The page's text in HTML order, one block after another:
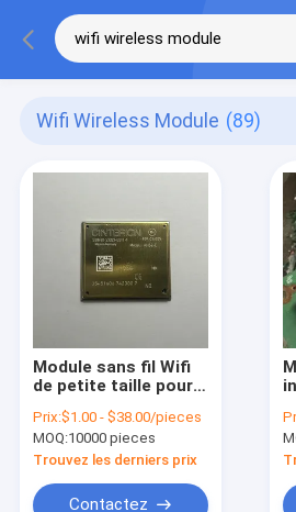
Wifi Wireless Module (89)
Module sans fil Wifi
de petite taille pour
inconnues
Prix:$1.00 - $38.00/pieces
MOQ:10000 pieces
Trouvez les derniers prix
Contactez